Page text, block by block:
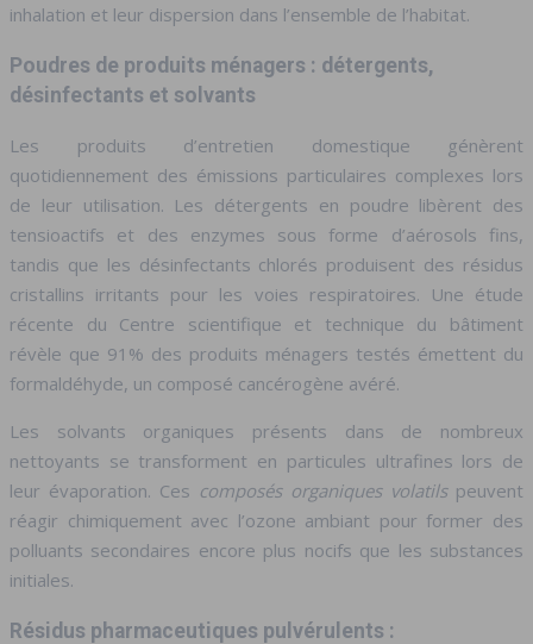
inhalation et leur dispersion dans l’ensemble de l’habitat.
Poudres de produits ménagers : détergents,
désinfectants et solvants
Les produits d’entretien domestique génèrent
quotidiennement des émissions particulaires complexes lors
de leur utilisation. Les détergents en poudre libèrent des
tensioactifs et des enzymes sous forme d’aérosols fins,
tandis que les désinfectants chlorés produisent des résidus
cristallins irritants pour les voies respiratoires. Une étude
récente du Centre scientifique et technique du bâtiment
révèle que 91% des produits ménagers testés émettent du
formaldéhyde, un composé cancérogène avéré.
Les solvants organiques présents dans de nombreux
nettoyants se transforment en particules ultrafines lors de
leur évaporation. Ces composés organiques volatils peuvent
réagir chimiquement avec l’ozone ambiant pour former des
polluants secondaires encore plus nocifs que les substances
initiales.
Résidus pharmaceutiques pulvérulents :